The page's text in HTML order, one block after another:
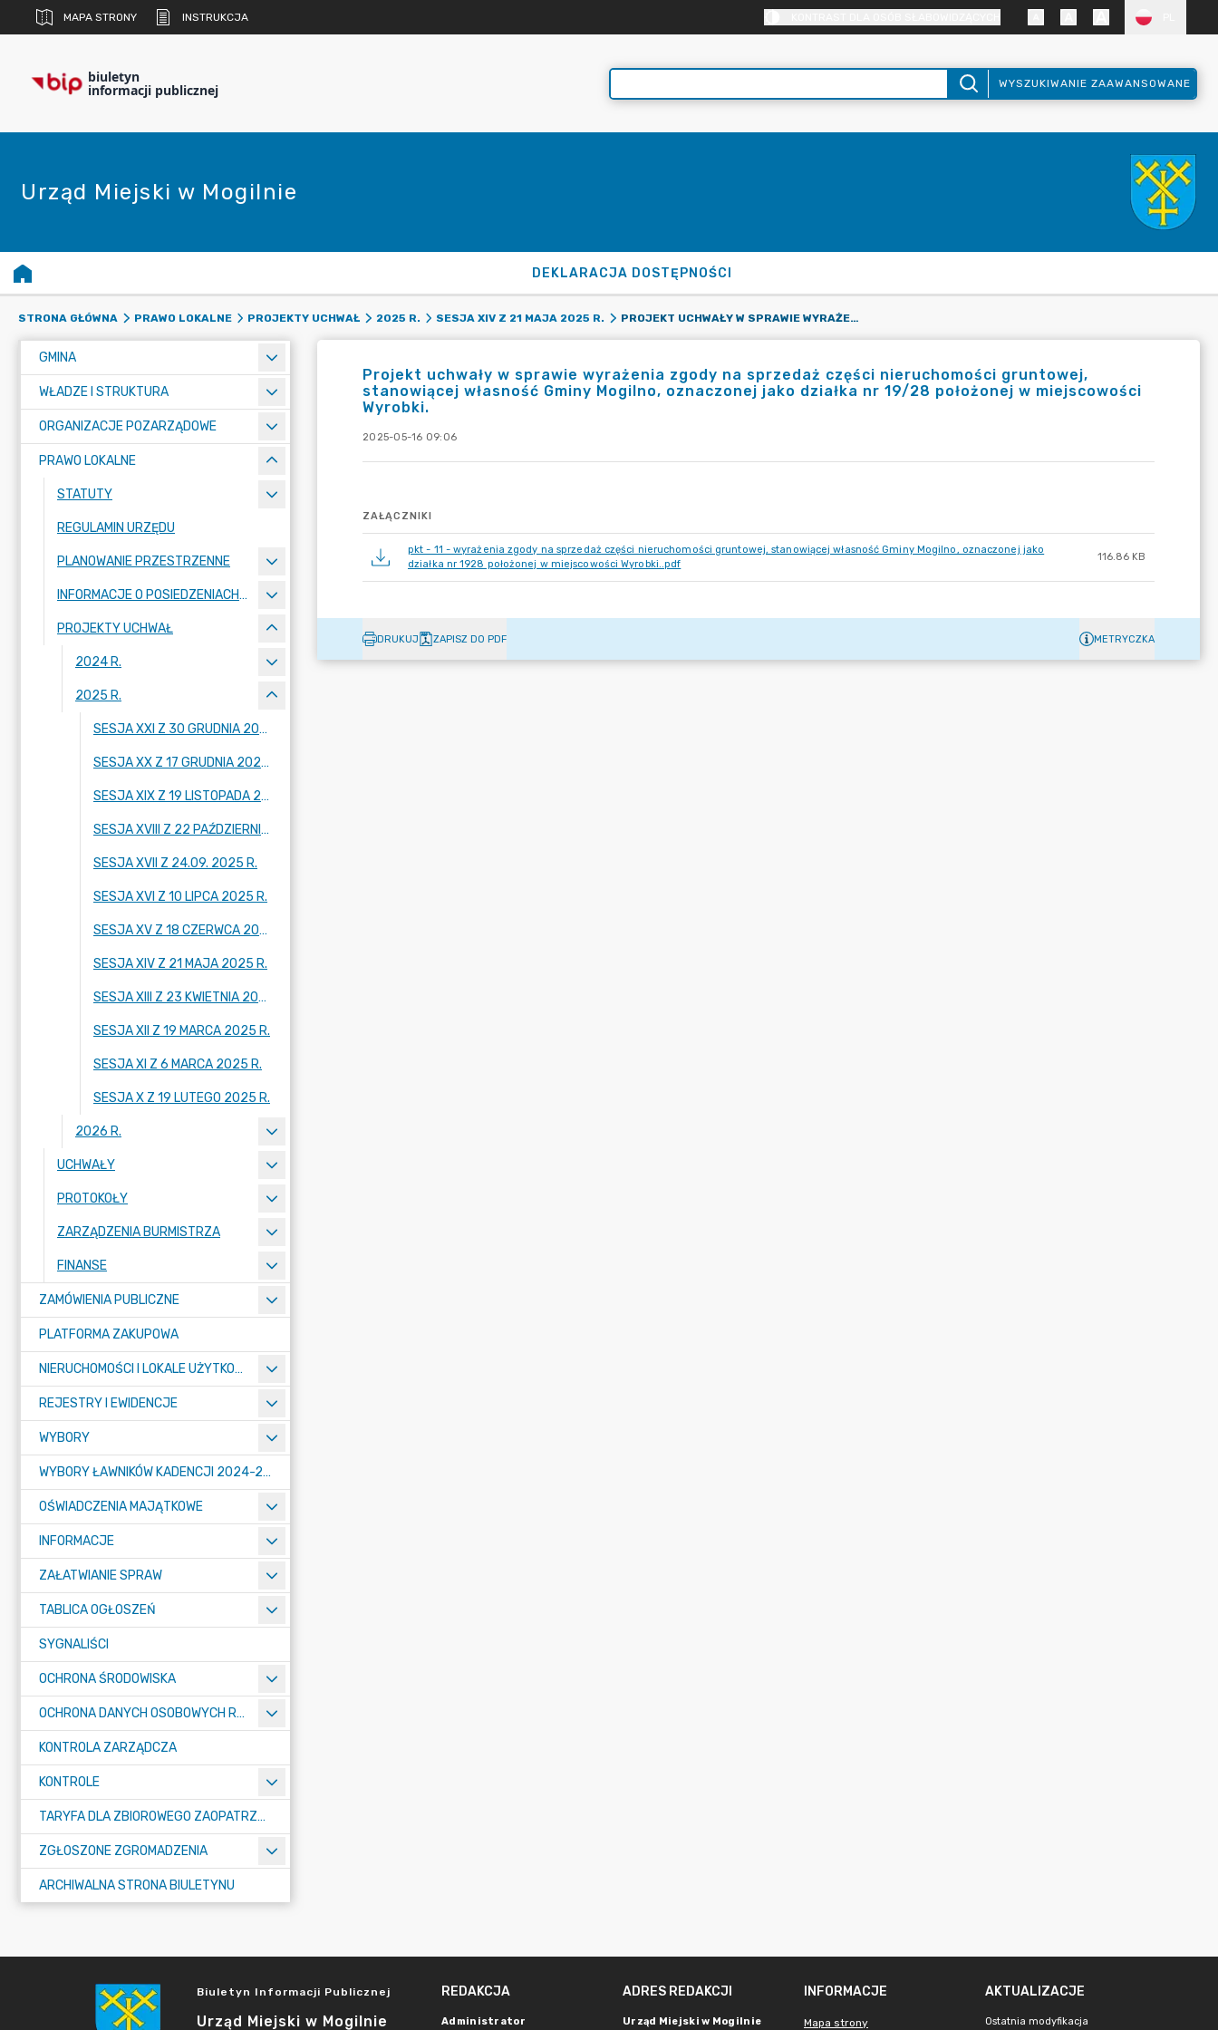
MAPA STRONY INSTRUKCJA
biuletyn
informacji publicznej WYSZUKIWANIE ZAAWANSOWANE
Urząd Miejski w Mogilnie
DEKLARACJA DOSTĘPNOŚCI
STRONA GŁÓWNA PRAWO LOKALNE PROJEKTY UCHWAŁ 2025 R. SESJA XIV Z 21 MAJA 2025 R. PROJEKT UCHWAŁY W SPRAWIE WYRAŻENIA ZGODY NA SPRZEDAŻ CZĘŚCI NIERUCHOMOŚCI GRUNTOWEJ, STANOWIĄCEJ WŁASNOŚĆ GMINY MOGILNO, OZNACZONEJ JAKO DZIAŁKA NR 19/28 POŁOŻONEJ W MIEJSCOWOŚCI WYROBKI.
GMINA
WŁADZE I STRUKTURA
ORGANIZACJE POZARZĄDOWE
PRAWO LOKALNE
STATUTY
REGULAMIN URZĘDU
PLANOWANIE PRZESTRZENNE
INFORMACJE O POSIEDZENIACH KOMISJI
PROJEKTY UCHWAŁ
2024 R.
2025 R.
SESJA XXI Z 30 GRUDNIA 2025 R.
SESJA XX Z 17 GRUDNIA 2025 R.
SESJA XIX Z 19 LISTOPADA 2025 R.
SESJA XVIII Z 22 PAŹDZIERNIKA 2025 R.
SESJA XVII Z 24.09. 2025 R.
SESJA XVI Z 10 LIPCA 2025 R.
SESJA XV Z 18 CZERWCA 2025 R.
SESJA XIV Z 21 MAJA 2025 R.
SESJA XIII Z 23 KWIETNIA 2025 R.
SESJA XII Z 19 MARCA 2025 R.
SESJA XI Z 6 MARCA 2025 R.
SESJA X Z 19 LUTEGO 2025 R.
2026 R.
UCHWAŁY
PROTOKOŁY
ZARZĄDZENIA BURMISTRZA
FINANSE
ZAMÓWIENIA PUBLICZNE
PLATFORMA ZAKUPOWA
NIERUCHOMOŚCI I LOKALE UŻYTKOWE
REJESTRY I EWIDENCJE
WYBORY
WYBORY ŁAWNIKÓW KADENCJI 2024-2027
OŚWIADCZENIA MAJĄTKOWE
INFORMACJE
ZAŁATWIANIE SPRAW
TABLICA OGŁOSZEŃ
SYGNALIŚCI
OCHRONA ŚRODOWISKA
OCHRONA DANYCH OSOBOWYCH RODO
KONTROLA ZARZĄDCZA
KONTROLE
TARYFA DLA ZBIOROWEGO ZAOPATRZENIA W WODĘ I ZBIOROWEGO ODPROWADZANIA ŚCIEKÓW
ZGŁOSZONE ZGROMADZENIA
ARCHIWALNA STRONA BIULETYNU
Projekt uchwały w sprawie wyrażenia zgody na sprzedaż części nieruchomości gruntowej,
stanowiącej własność Gminy Mogilno, oznaczonej jako działka nr 19/28 położonej w miejscowości
Wyrobki.
2025-05-16 09:06
ZAŁĄCZNIKI
pkt - 11 - wyrażenia zgody na sprzedaż części nieruchomości gruntowej, stanowiącej własność Gminy Mogilno, oznaczonej jako
działka nr 1928 położonej w miejscowości Wyrobki..pdf
116.86 KB
DRUKUJ ZAPISZ DO PDF METRYCZKA
Biuletyn Informacji Publicznej
Urząd Miejski w Mogilnie
REDAKCJA
Administrator
ADRES REDAKCJI
Urząd Miejski w Mogilnie
INFORMACJE
Mapa strony
AKTUALIZACJE
Ostatnia modyfikacja